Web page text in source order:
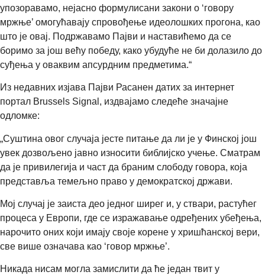
упозоравамо, нејасно формулисани закони о ‘говору
мржње’ омогућавају спровођење идеолошких прогона, као
што је овај. Подржавамо Пајви и наставићемо да се
боримо за још већу победу, како убудуће не би долазило до
суђења у оваквим апсурдним предметима.“
Из недавних изјава Пајви Расанен датих за интернет
портал Brussels Signal, издвајамо следеће значајне
одломке:
„Суштина овог случаја јесте питање да ли је у Финској још
увек дозвољено јавно износити библијско учење. Сматрам
да је привилегија и част да браним слободу говора, која
представља темељно право у демократској држави.
Мој случај је заиста део једног ширег и, у ствари, растућег
процеса у Европи, где се изражавање одређених убеђења,
нарочито оних који имају своје корене у хришћанској вери,
све више означава као ‘говор мржње’.
Никада нисам могла замислити да ће један твит у